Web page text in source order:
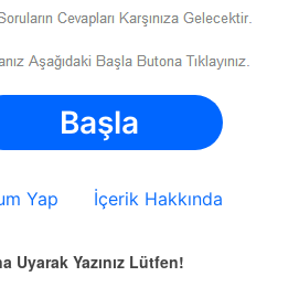
Başla
Yap İçerik Hakkında
Uyarak Yazınız Lütfen!